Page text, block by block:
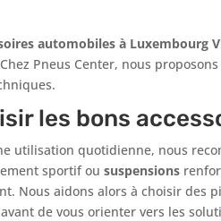
automobiles à Luxembourg
Pneus Center, nous
les bons
utilisation quotidienne, nous
sportif oususpensions
Nous aidons alors à choisir des
de vous orienter vers les